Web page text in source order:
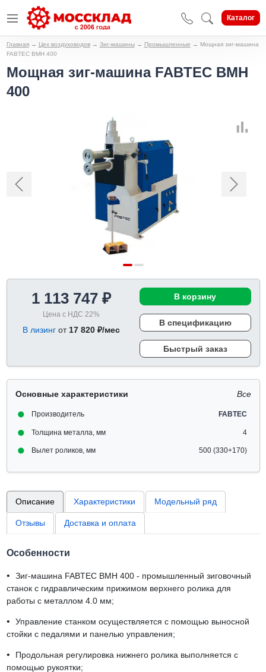
Каталог
Главная → Цех воздуховодов → Зиг-машины → Промышленные → Мощная зиг-машина
FABTEC BMH 400
Мощная зиг-машина FABTEC BMH
400
Предыдущий
1 113 747 ₽
Цена с НДС 22%
В лизингот 17 820 ₽/мес
В корзину
В спецификацию
Быстрый заказ
Основные характеристики Все
Производитель FABTEC
Толщина металла, мм 4
Вылет роликов, мм 500 (330+170)
Описание Характеристики Модельный ряд
Отзывы Доставка и оплата
Особенности
•
Зиг-машина FABTEC BMH 400 - промышленный зиговочный
станок с гидравлическим прижимом верхнего ролика для
работы с металлом 4.0 мм;
•
Управление станком осуществляется с помощью выносной
стойки с педалями и панелью управления;
•
Продольная регулировка нижнего ролика выполняется с
помощью рукоятки;